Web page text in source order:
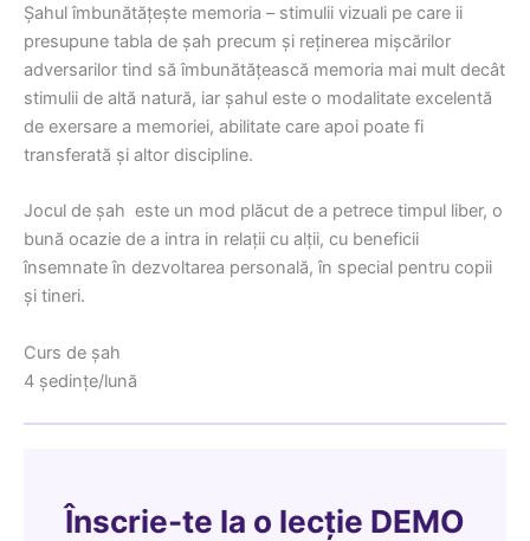
Șahul îmbunătățește memoria – stimulii vizuali pe care ii
presupune tabla de șah precum și reținerea mișcărilor
adversarilor tind să îmbunătățească memoria mai mult decât
stimulii de altă natură, iar șahul este o modalitate excelentă
de exersare a memoriei, abilitate care apoi poate fi
transferată și altor discipline.
Jocul de șah este un mod plăcut de a petrece timpul liber, o
bună ocazie de a intra in relații cu alții, cu beneficii
însemnate în dezvoltarea personală, în special pentru copii
și tineri.
Curs de șah
4 ședințe/lună
Înscrie-te la o lecție DEMO